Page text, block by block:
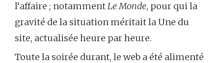
l’affaire ; notammentLe Monde, pour qui la
gravité de la situation méritait la Une du
site, actualisée heure par heure.
Toute la soirée durant, le web a été alimenté